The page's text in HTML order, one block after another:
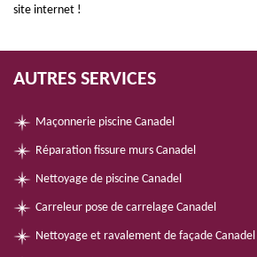
site internet !
AUTRES SERVICES
Maçonnerie piscine Canadel
Réparation fissure murs Canadel
Nettoyage de piscine Canadel
Carreleur pose de carrelage Canadel
Nettoyage et ravalement de façade Canadel